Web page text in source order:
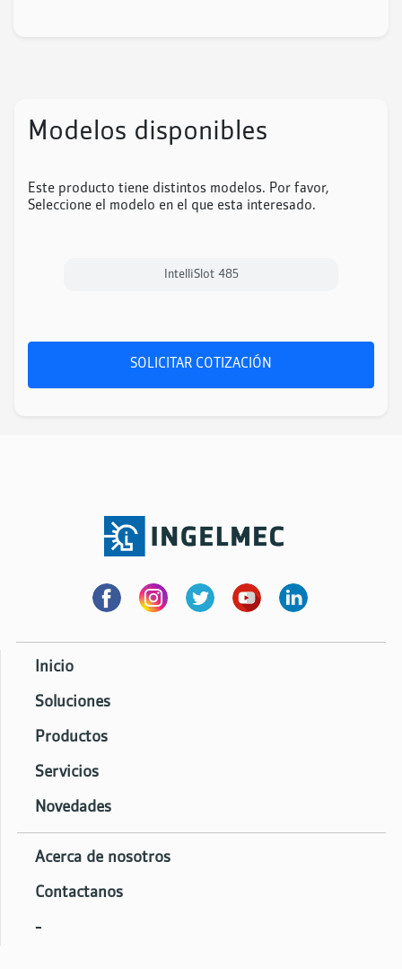
Modelos disponibles
Este producto tiene distintos modelos. Por favor,
Seleccione el modelo en el que esta interesado.
IntelliSlot 485
SOLICITAR COTIZACIÓN
Inicio
Soluciones
Productos
Servicios
Novedades
Acerca de nosotros
Contactanos
-